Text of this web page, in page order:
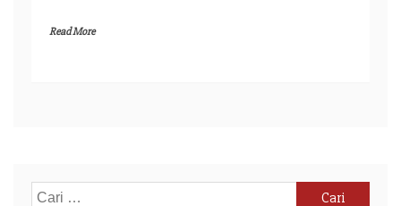
Read More
Cari